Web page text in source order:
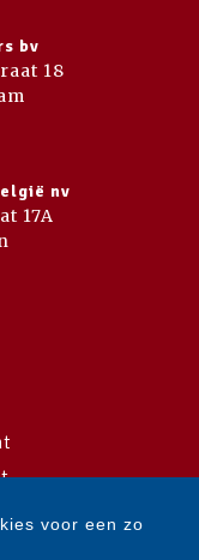
bv
18
nv
17A
voor een zo